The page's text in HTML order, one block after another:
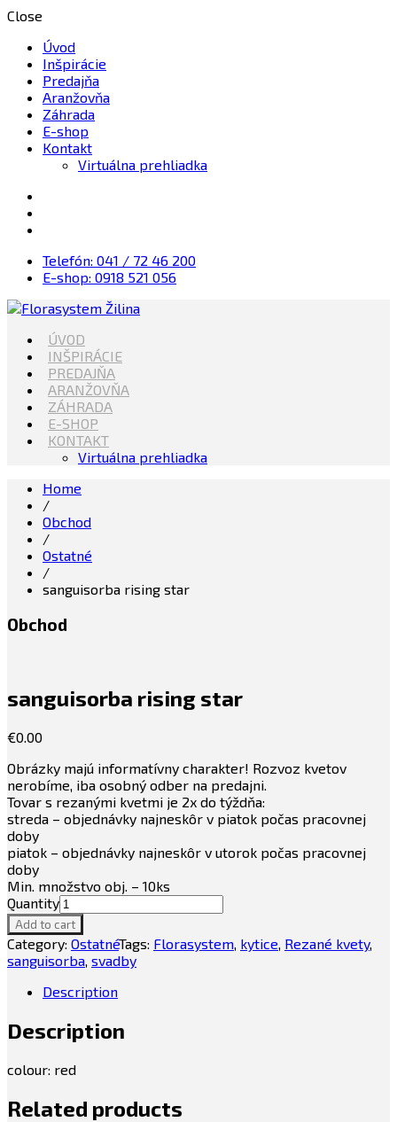
Close
Úvod
Inšpirácie
Predajňa
Aranžovňa
Záhrada
E-shop
Kontakt
Virtuálna prehliadka
Telefón: 041 / 72 46 200
E-shop: 0918 521 056
Florasystem Žilina
Kvety, Sviečky, dekorácie, Záhrada
ÚVOD
INŠPIRÁCIE
PREDAJŇA
ARANŽOVŇA
ZÁHRADA
E-SHOP
KONTAKT
Virtuálna prehliadka
Home
/
Obchod
/
Ostatné
/
sanguisorba rising star
Obchod
sanguisorba rising star
€0.00
Obrázky majú informatívny charakter! Rozvoz kvetov
nerobíme, iba osobný odber na predajni.
Tovar s rezanými kvetmi je 2x do týždňa:
streda – objednávky najneskôr v piatok počas pracovnej
doby
piatok – objednávky najneskôr v utorok počas pracovnej
doby
Min. množstvo obj. – 10ks
Quantity
Add to cart
Category: OstatnéTags: Florasystem, kytice, Rezané kvety,
sanguisorba, svadby
Description
Description
colour: red
Related products